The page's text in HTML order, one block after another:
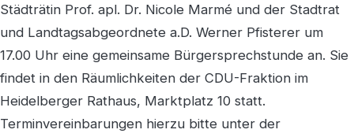
Städträtin Prof. apl. Dr. Nicole Marmé und der Stadtrat
und Landtagsabgeordnete a.D. Werner Pfisterer um
17.00 Uhr eine gemeinsame Bürgersprechstunde an. Sie
findet in den Räumlichkeiten der CDU-Fraktion im
Heidelberger Rathaus, Marktplatz 10 statt.
Terminvereinbarungen hierzu bitte unter der